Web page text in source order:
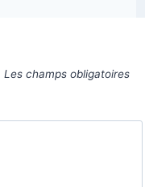
Les champs obligatoires